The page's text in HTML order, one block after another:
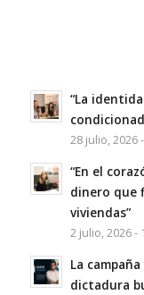
“La
28 julio, 2026
“En el
dinero que
viviendas”
2 julio, 2026 -
La
dictadura